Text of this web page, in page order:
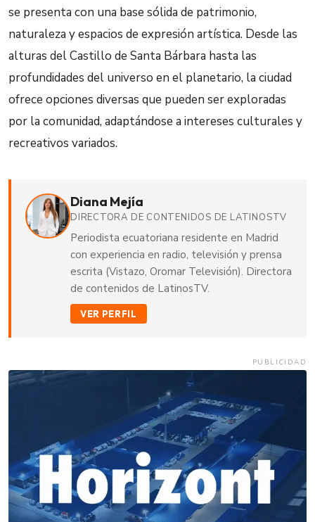
se presenta con una base sólida de patrimonio,
naturaleza y espacios de expresión artística. Desde las
alturas del Castillo de Santa Bárbara hasta las
profundidades del universo en el planetario, la ciudad
ofrece opciones diversas que pueden ser exploradas
por la comunidad, adaptándose a intereses culturales y
recreativos variados.
Diana Mejía
DIRECTORA DE CONTENIDOS DE LATINOSTV
Periodista ecuatoriana residente en Madrid
con experiencia en radio, televisión y prensa
escrita (Vistazo, Oromar Televisión). Directora
de contenidos de LatinosTV.
VER PERFIL
PUBLICIDAD